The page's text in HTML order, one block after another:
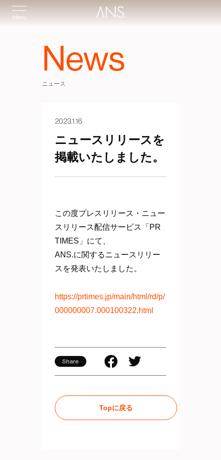
Menu
News
ニュース
2023.1.16
ニュースリリースを
掲載いたしました。
この度プレスリリース・ニュー
スリリース配信サービス「PR
TIMES」にて、
ANS.に関するニュースリリー
スを発表いたしました。
https://prtimes.jp/main/html/rd/p/
000000007.000100322.html
Share
Topに戻る